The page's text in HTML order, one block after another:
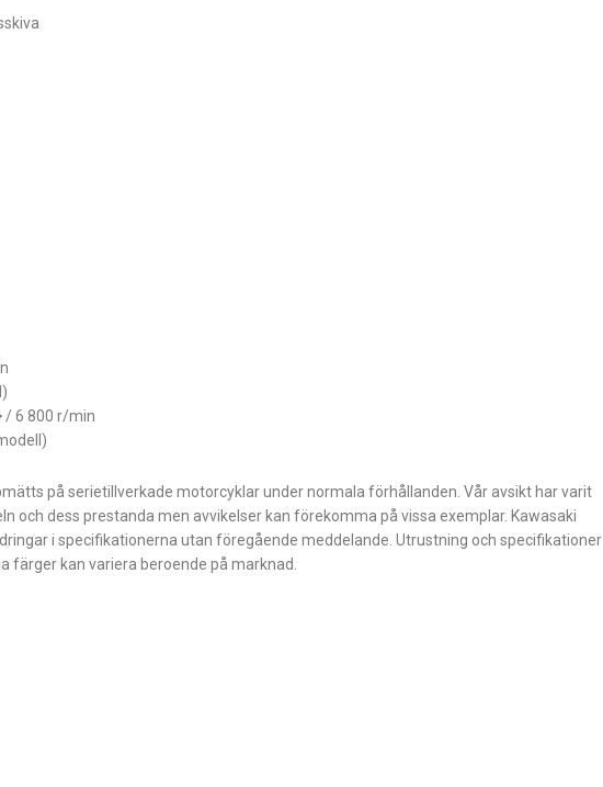
/ 6 800 r/min
på serietillverkade motorcyklar under normala förhållanden. Vår avsikt har varit
och dess prestanda men avvikelser kan förekomma på vissa exemplar. Kawasaki
i specifikationerna utan föregående meddelande. Utrustning och specifikationer
färger kan variera beroende på marknad.